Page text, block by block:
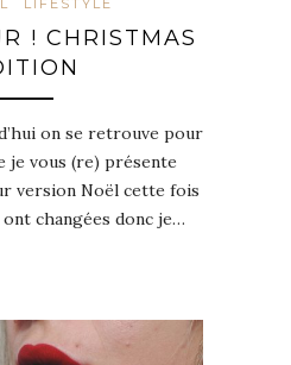
LIFESTYLE
! CHRISTMAS
on se retrouve pour
je vous (re) présente
version Noël cette fois
ont changées donc je…